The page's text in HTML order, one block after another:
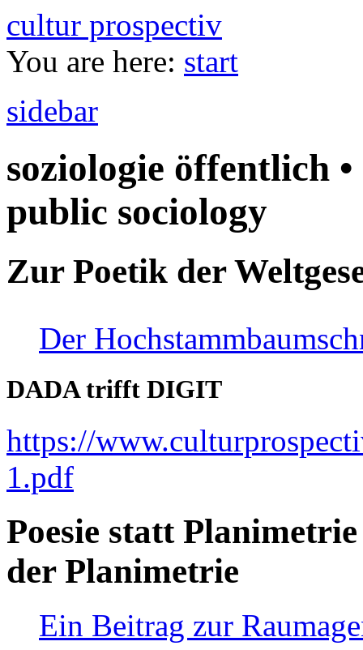
cultur prospectiv
You are here: start
sidebar
soziologie öffentlich
public sociology
Zur Poetik der
Der
DADA trifft DIGIT
https://
1.pdf
Poesie statt
der Planimetrie
Ein Beitrag zur